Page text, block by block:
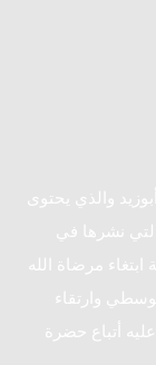
والذي يحتوى
نشرها في
مرضاة الله
وارتقاء
أتباع حضرة